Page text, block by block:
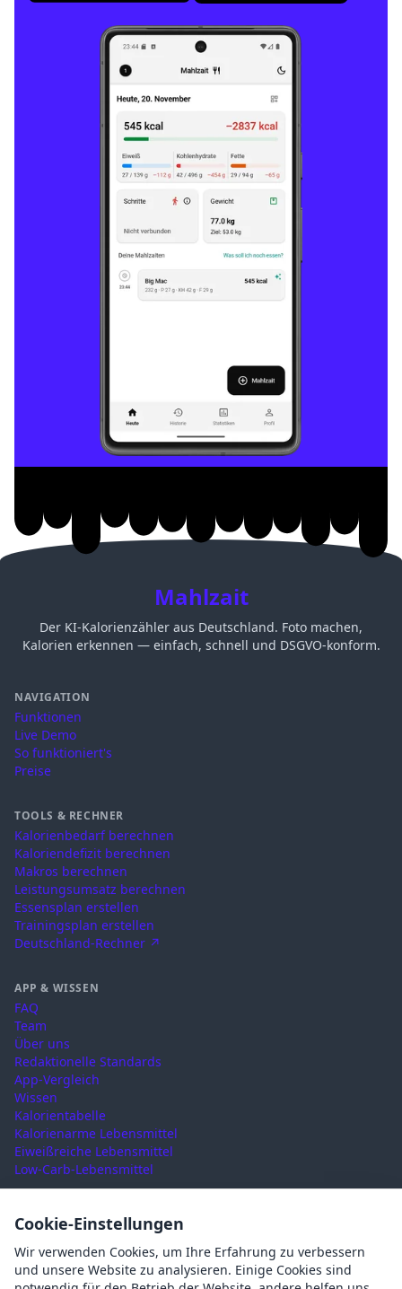
Mahlzait
Der KI-Kalorienzähler aus Deutschland. Foto machen,
Kalorien erkennen — einfach, schnell und DSGVO-konform.
NAVIGATION
Funktionen
Live Demo
So funktioniert's
Preise
TOOLS & RECHNER
Kalorienbedarf berechnen
Kaloriendefizit berechnen
Makros berechnen
Leistungsumsatz berechnen
Essensplan erstellen
Trainingsplan erstellen
Deutschland-Rechner ↗
APP & WISSEN
FAQ
Team
Über uns
Redaktionelle Standards
App-Vergleich
Wissen
Kalorientabelle
Kalorienarme Lebensmittel
Eiweißreiche Lebensmittel
Low-Carb-Lebensmittel
RECHTLICHES
Nutzungsbedingungen
Datenschutz
Impressum
Cookie-Einstellungen
Wir verwenden Cookies, um Ihre Erfahrung zu verbessern
und unsere Website zu analysieren. Einige Cookies sind